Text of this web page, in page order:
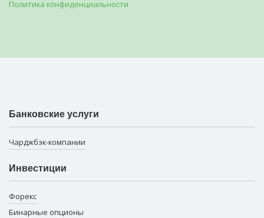
Политика конфиденциальности
Банковские услуги
Чарджбэк-компании
Инвестиции
Форекс
Бинарные опционы